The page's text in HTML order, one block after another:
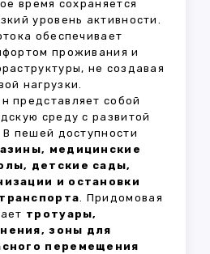
время сохраняется
уровень активности.
обеспечивает
проживания и
не создавая
нагрузки.
представляет собой
среду с развитой
пешей доступности
медицинские
детские сады,
и остановки
. Придомовая
тротуары,
зоны для
перемещения